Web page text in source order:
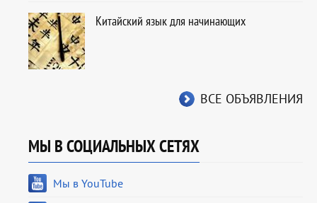
Китайский язык для начинающих
ВСЕ ОБЪЯВЛЕНИЯ
МЫ В СОЦИАЛЬНЫХ СЕТЯХ
Мы в YouTube